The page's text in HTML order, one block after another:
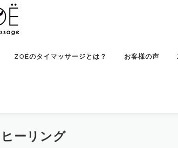
ZOËのタイマッサージとは？ お客様の声
ヒーリング